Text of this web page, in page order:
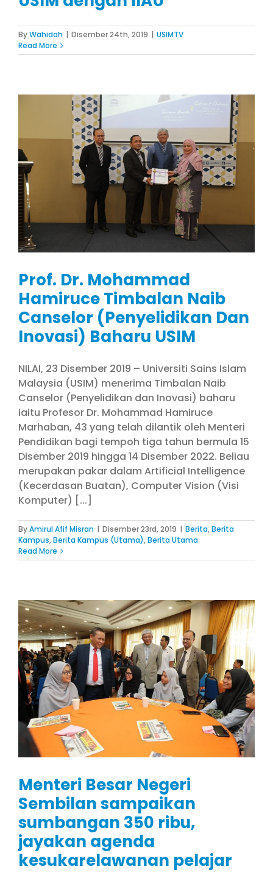
ByWahidah | Disember 24th, 2019 | USIMTV
Read More
Prof. Dr. Mohammad
Hamiruce Timbalan Naib
Canselor (Penyelidikan Dan
Inovasi) Baharu USIM
NILAI, 23 Disember 2019 – Universiti Sains Islam
Malaysia (USIM) menerima Timbalan Naib
Canselor (Penyelidikan dan Inovasi) baharu
iaitu Profesor Dr. Mohammad Hamiruce
Marhaban, 43 yang telah dilantik oleh Menteri
Pendidikan bagi tempoh tiga tahun bermula 15
Disember 2019 hingga 14 Disember 2022. Beliau
merupakan pakar dalam Artificial Intelligence
(Kecerdasan Buatan), Computer Vision (Visi
Komputer) [...]
ByAmirul Afif Misran | Disember 23rd, 2019 | Berita,Berita
Kampus,Berita Kampus (Utama),Berita Utama
Read More
Menteri Besar Negeri
Sembilan sampaikan
sumbangan 350 ribu,
jayakan agenda
kesukarelawanan pelajar